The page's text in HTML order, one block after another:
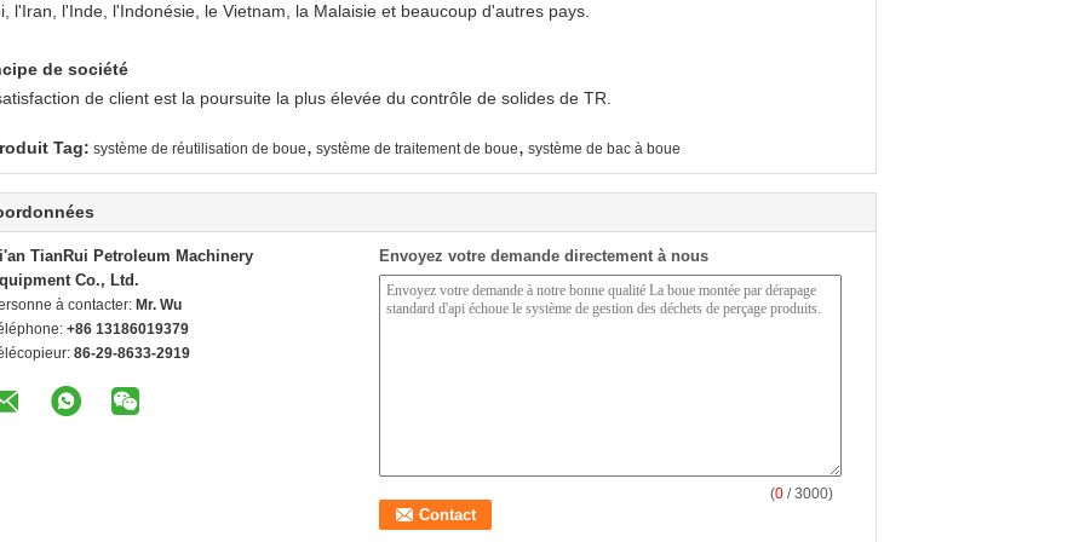
l'Iran, l'Inde, l'Indonésie, le Vietnam, la Malaisie et beaucoup d'autres pays.
de société
de client est la poursuite la plus élevée du contrôle de solides de TR.
Tag: système de réutilisation de boue, système de traitement de boue, système de bac à boue
TianRui Petroleum Machinery
Co., Ltd.
à contacter: Mr. Wu
+86 13186019379
86-29-8633-2919
Envoyez votre demande directement à nous
(0 / 3000)